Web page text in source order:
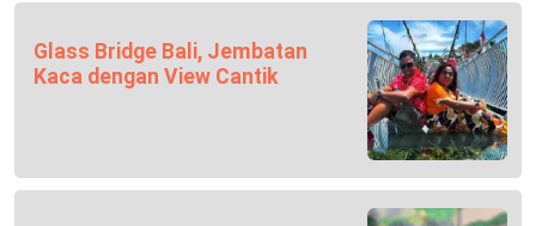
Glass Bridge Bali, Jembatan
Kaca dengan View Cantik